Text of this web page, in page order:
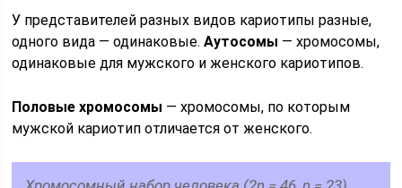
У представителей разных видов кариотипы разные,
одного вида — одинаковые.Аутосомы — хромосомы,
одинаковые для мужского и женского кариотипов.
Половые хромосомы — хромосомы, по которым
мужской кариотип отличается от женского.